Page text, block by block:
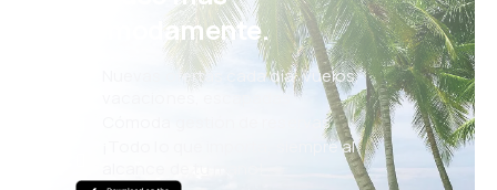
cómodamente.
Nuevas ofertas cada día: vuelos,
vacaciones, escapadas
Cómoda gestión de reservas
¡Todo lo que importa, siempre al